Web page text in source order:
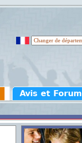
Avis et Forum